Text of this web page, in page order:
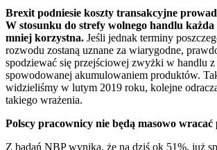
Brexit podniesie koszty transakcyjne
W stosunku do strefy wolnego handlu każda
mniej korzystna. Jeśli jednak terminy
rozwodu zostaną uznane za wiarygodne,
spodziewać się przejściowej zwyżki w handlu
spowodowanej akumulowaniem produktów.
widzieliśmy w lutym 2019 roku, kolejne
takiego wrażenia.
Polscy pracownicy nie będą masowo wracać
Z badań NBP wynika, że na dziś ok 51%, już